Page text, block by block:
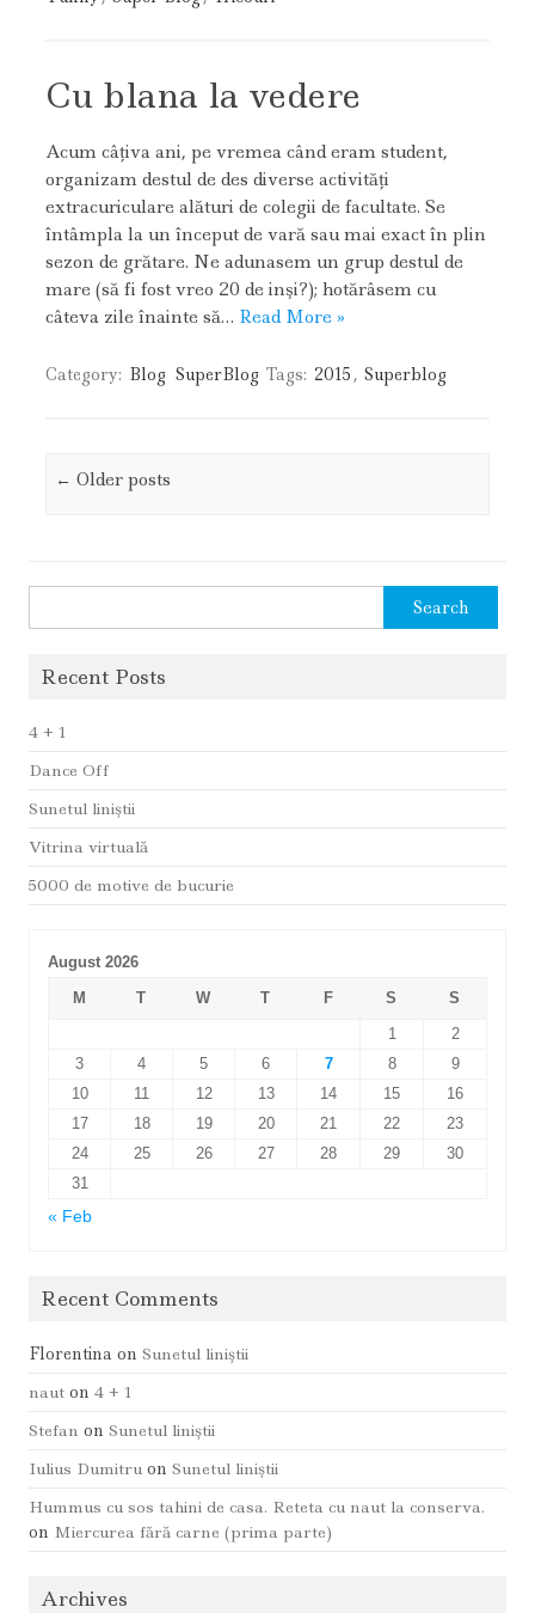
Cu blana la vedere
Acum câţiva ani, pe vremea când eram student,
organizam destul de des diverse activităţi
extracuriculare alături de colegii de facultate. Se
întâmpla la un început de vară sau mai exact în plin
sezon de grătare. Ne adunasem un grup destul de
mare (să fi fost vreo 20 de inşi?); hotărâsem cu
câteva zile înainte să… Read More »
Category: Blog SuperBlog Tags: 2015 , Superblog
Post navigation
← Older posts
for:
Recent Posts
4 + 1
Dance Off
Sunetul liniştii
Vitrina virtuală
5000 de motive de bucurie
August 2026
M
T W T F S
S
1
2
3
4 5 6 7 8
9
10
11 12 13 14 15
16
17
18 19 20 21 22
23
24
25 26 27 28 29
30
31
« Feb
Recent Comments
Florentina on Sunetul liniştii
naut on 4 + 1
Stefan on Sunetul liniştii
Iulius Dumitru on Sunetul liniştii
Hummus cu sos tahini de casa. Reteta cu naut la conserva.
on Miercurea fără carne (prima parte)
Archives